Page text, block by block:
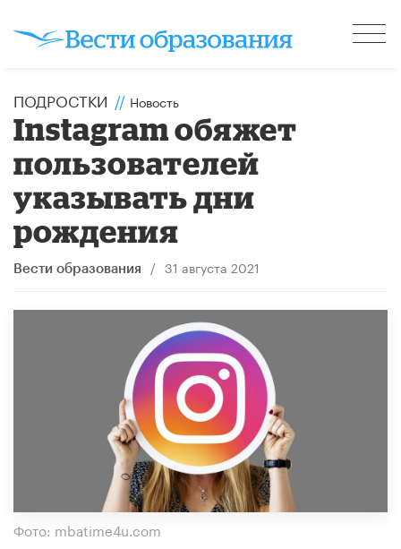
ПОДРОСТКИ // Новость
Instagram обяжет
пользователей
указывать дни
рождения
Вести образования / 31 августа 2021
Фото: mbatime4u.com